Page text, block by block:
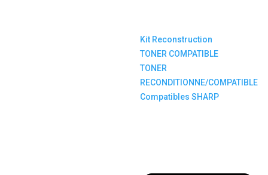
Kit Reconstruction
TONER COMPATIBLE
TONER
RECONDITIONNE/COMPATIBLE
Compatibles SHARP